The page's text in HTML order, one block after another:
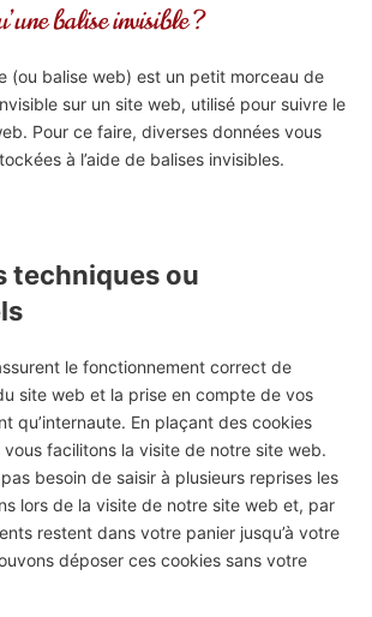
balise invisible ?
(ou balise web) est un petit morceau de
sur un site web, utilisé pour suivre le
Pour ce faire, diverses données vous
à l’aide de balises invisibles.
techniques ou
le fonctionnement correct de
site web et la prise en compte de vos
qu’internaute. En plaçant des cookies
facilitons la visite de notre site web.
pas besoin de saisir à plusieurs reprises les
lors de la visite de notre site web et, par
restent dans votre panier jusqu’à votre
déposer ces cookies sans votre